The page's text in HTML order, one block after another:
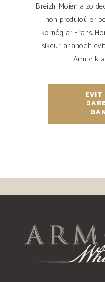
Breizh. Moien a zo
hon produioù er
kornôg ar Frañs.
sikour ahanoc’h
Armorik a
EVIT